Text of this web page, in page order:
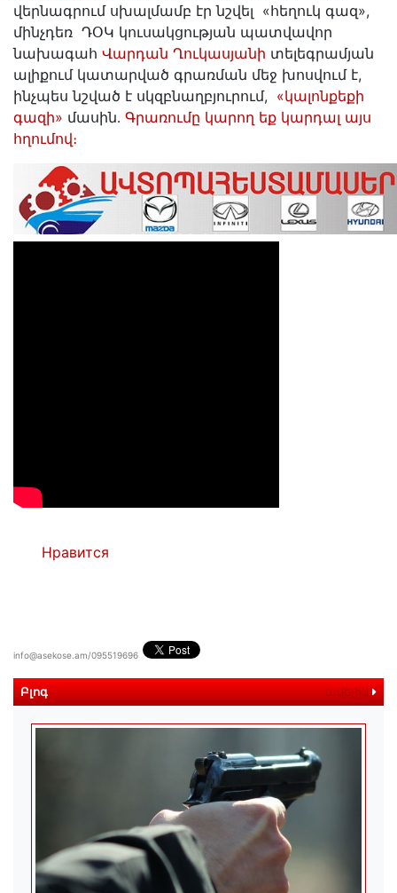
վերնագրում սխալմամբ էր նշվել «հեղուկ գազ»,
մինչդեռ ԴՕԿ կուսակցության պատվավոր
նախագահ Վարդան Ղուկասյանի տելեգրամյան
ալիքում կատարված գրառման մեջ խոսվում է,
ինչպես նշված է սկզբնաղբյուրում, «կալոնքեքի
գազի» մասին․ Գրառումը կարող եք կարդալ այս
հղումով։
Нравится
info@asekose.am/095519696
Բլոգ ավելին